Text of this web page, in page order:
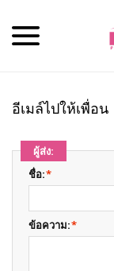
อีเมล์ไปให้เพื่อน
ผู้ส่ง:
*
ชื่อ:
*
ข้อความ: